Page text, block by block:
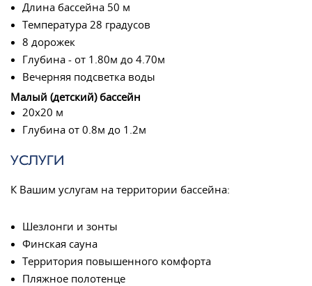
Длина бассейна 50 м
Температура 28 градусов
8 дорожек
Глубина - от 1.80м до 4.70м
Вечерняя подсветка воды
Малый (детский) бассейн
20х20 м
Глубина от 0.8м до 1.2м
УСЛУГИ
К Вашим услугам на территории бассейна:
Шезлонги и зонты
Финская сауна
Территория повышенного комфорта
Пляжное полотенце